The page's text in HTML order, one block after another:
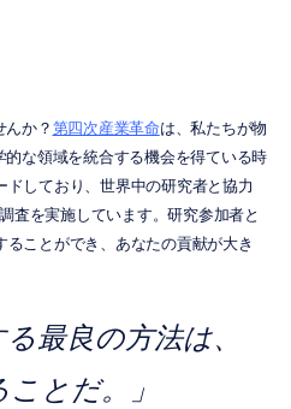
か？第四次産業革命は、私たちが物
な領域を統合する機会を得ている時
しており、世界中の研究者と協力
査を実施しています。研究参加者と
ことができ、あなたの貢献が大き
最良の方法は、
とだ。」